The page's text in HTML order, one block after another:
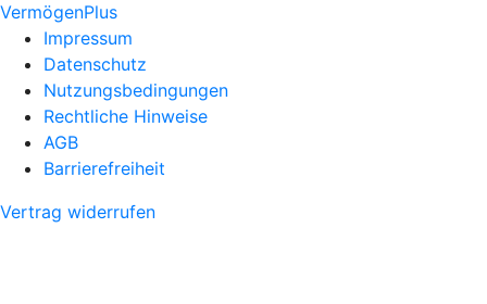
VermögenPlus
Impressum
Datenschutz
Nutzungsbedingungen
Rechtliche Hinweise
AGB
Barrierefreiheit
Vertrag widerrufen